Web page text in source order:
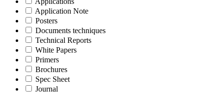
Application Note
Posters
Documents techniques
Technical Reports
White Papers
Primers
Brochures
Spec Sheet
Journal